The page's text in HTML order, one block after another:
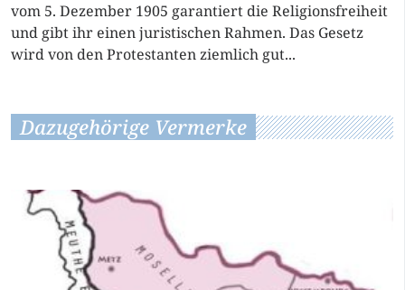
vom 5. Dezember 1905 garantiert die Religionsfreiheit
und gibt ihr einen juristischen Rahmen. Das Gesetz
wird von den Protestanten ziemlich gut...
Dazugehörige Vermerke